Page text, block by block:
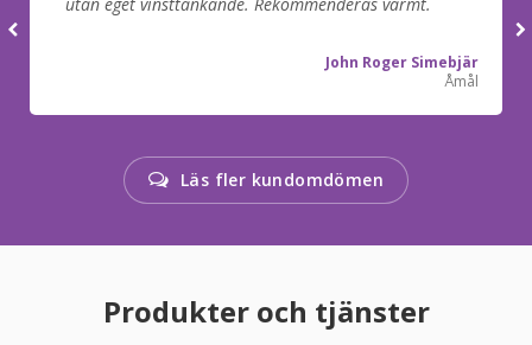
utan eget vinsttänkande. Rekommenderas varmt.
John Roger Simebjär
Åmål
Läs fler kundomdömen
Produkter och tjänster